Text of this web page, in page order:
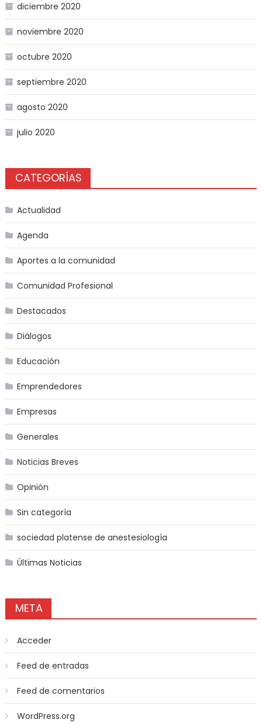
diciembre 2020
noviembre 2020
octubre 2020
septiembre 2020
agosto 2020
julio 2020
CATEGORÍAS
Actualidad
Agenda
Aportes a la comunidad
Comunidad Profesional
Destacados
Diálogos
Educación
Emprendedores
Empresas
Generales
Noticias Breves
Opinión
Sin categoría
sociedad platense de anestesiología
Últimas Noticias
META
Acceder
Feed de entradas
Feed de comentarios
WordPress.org